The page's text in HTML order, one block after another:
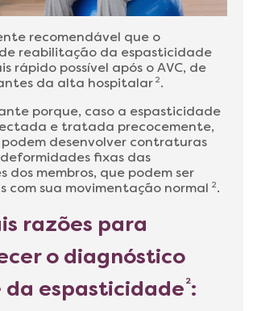
recomendável que o
reabilitação da espasticidade
rápido possível após o AVC, de
da alta hospitalar 2.
porque, caso a espasticidade
e tratada precocemente,
desenvolver contraturas
fixas das
dos membros, que podem ser
com sua movimentação normal 2.
razões para
o diagnóstico
da espasticidade 2: